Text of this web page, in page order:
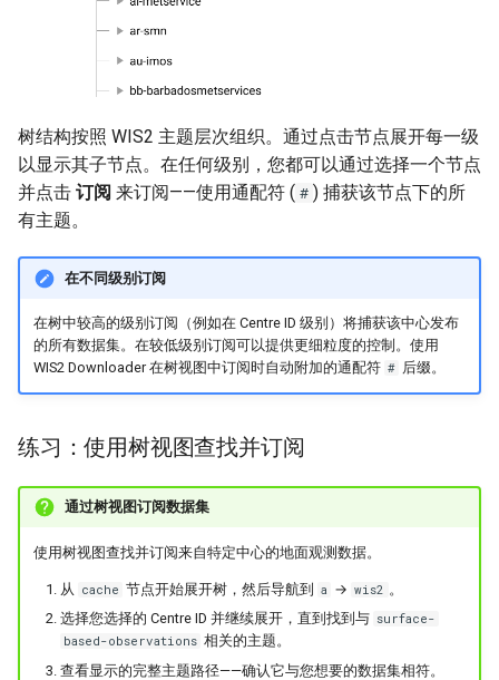
树结构按照 WIS2 主题层次组织。通过点击节点展开每一级
以显示其子节点。在任何级别，您都可以通过选择一个节点
并点击 订阅 来订阅——使用通配符 ( # ) 捕获该节点下的所
有主题。
在不同级别订阅
在树中较高的级别订阅（例如在 Centre ID 级别）将捕获该中心发布
的所有数据集。在较低级别订阅可以提供更细粒度的控制。使用
WIS2 Downloader 在树视图中订阅时自动附加的通配符 # 后缀。
练习：使用树视图查找并订阅
通过树视图订阅数据集
使用树视图查找并订阅来自特定中心的地面观测数据。
从 cache 节点开始展开树，然后导航到 a → wis2 。
选择您选择的 Centre ID 并继续展开，直到找到与 surface-
based-observations 相关的主题。
查看显示的完整主题路径——确认它与您想要的数据集相符。